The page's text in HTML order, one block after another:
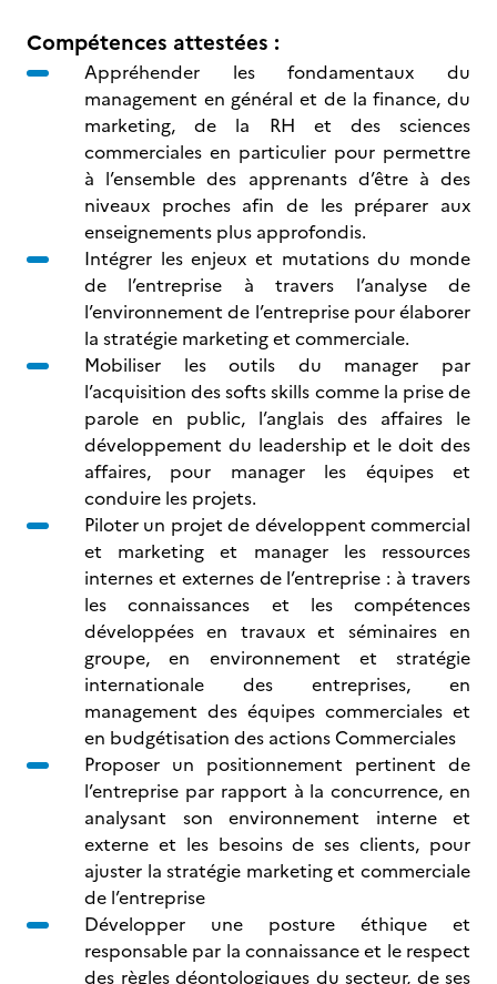
Compétences attestées :
Appréhender les fondamentaux du
management en général et de la finance, du
marketing, de la RH et des sciences
commerciales en particulier pour permettre
à l’ensemble des apprenants d’être à des
niveaux proches afin de les préparer aux
enseignements plus approfondis.
Intégrer les enjeux et mutations du monde
de l’entreprise à travers l’analyse de
l’environnement de l’entreprise pour élaborer
la stratégie marketing et commerciale.
Mobiliser les outils du manager par
l’acquisition des softs skills comme la prise de
parole en public, l’anglais des affaires le
développement du leadership et le doit des
affaires, pour manager les équipes et
conduire les projets.
Piloter un projet de développent commercial
et marketing et manager les ressources
internes et externes de l’entreprise : à travers
les connaissances et les compétences
développées en travaux et séminaires en
groupe, en environnement et stratégie
internationale des entreprises, en
management des équipes commerciales et
en budgétisation des actions Commerciales
Proposer un positionnement pertinent de
l’entreprise par rapport à la concurrence, en
analysant son environnement interne et
externe et les besoins de ses clients, pour
ajuster la stratégie marketing et commerciale
de l’entreprise
Développer une posture éthique et
responsable par la connaissance et le respect
des règles déontologiques du secteur, de ses